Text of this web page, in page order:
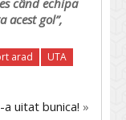
când echipa
acest gol”,
arad UTA
a uitat bunica! »